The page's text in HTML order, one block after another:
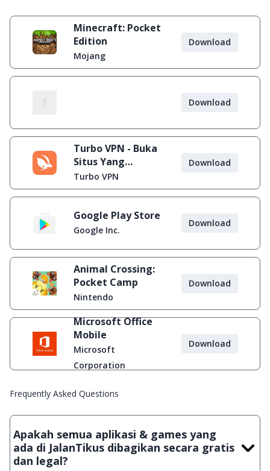
Minecraft: Pocket
Edition
Mojang
Download
Download
Turbo VPN - Buka
Situs Yang
Diblokir
Turbo VPN
Download
Google Play Store
Google Inc.
Download
Animal Crossing:
Pocket Camp
Nintendo
Download
Microsoft Office
Mobile
Microsoft
Corporation
Download
Frequently Asked Questions
Apakah semua aplikasi & games yang
ada di JalanTikus dibagikan secara gratis
dan legal?